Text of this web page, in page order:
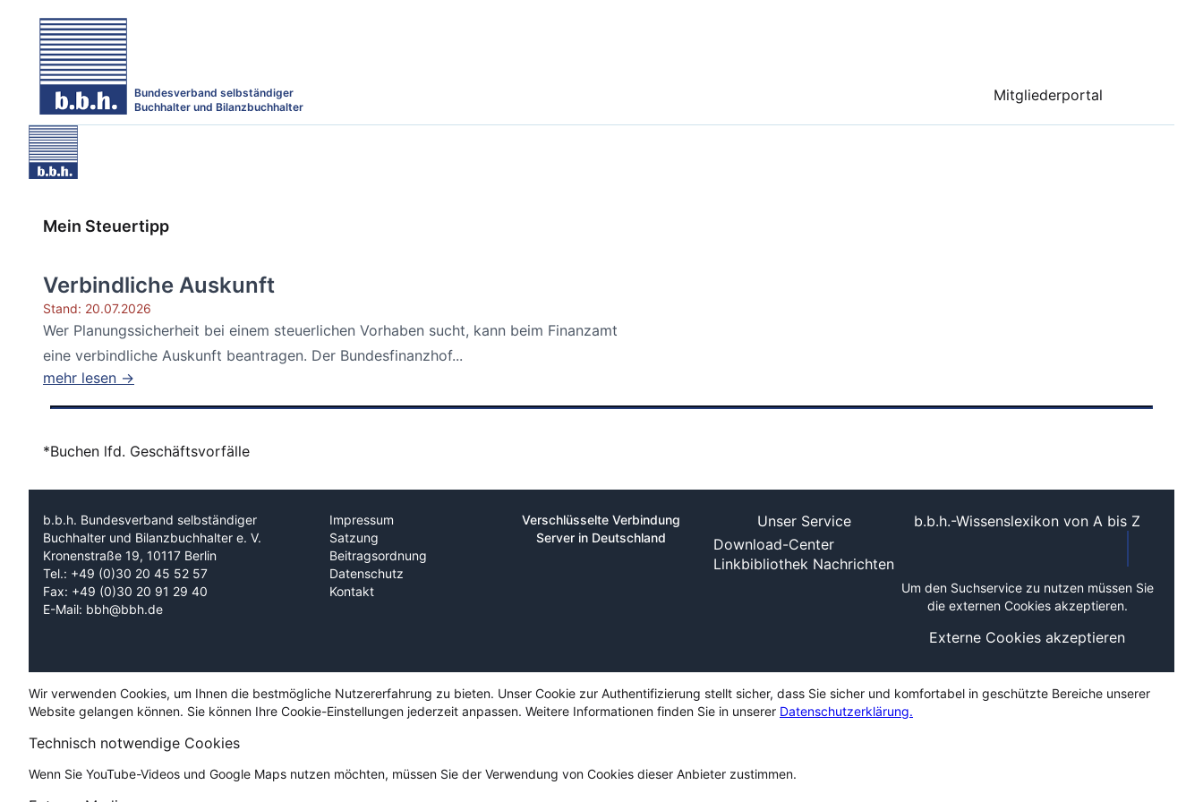
Bundesverband selbständiger
Buchhalter und Bilanzbuchhalter
Mitgliederportal
Mein Steuertipp
Verbindliche Auskunft
Stand: 20.07.2026
Wer Planungssicherheit bei einem steuerlichen Vorhaben sucht, kann beim Finanzamt
eine verbindliche Auskunft beantragen. Der Bundesfinanzhof...
mehr lesen →
*Buchen lfd. Geschäftsvorfälle
b.b.h. Bundesverband selbständiger
Buchhalter und Bilanzbuchhalter e. V.
Kronenstraße 19, 10117 Berlin
Tel.: +49 (0)30 20 45 52 57
Fax: +49 (0)30 20 91 29 40
E-Mail: bbh@bbh.de
Impressum
Satzung
Beitragsordnung
Datenschutz
Kontakt
Verschlüsselte Verbindung
Server in Deutschland
Unser Service
Download-Center
Linkbibliothek Nachrichten
b.b.h.-Wissenslexikon von A bis Z
Um den Suchservice zu nutzen müssen Sie
die externen Cookies akzeptieren.
Externe Cookies akzeptieren
Wir verwenden Cookies, um Ihnen die bestmögliche Nutzererfahrung zu bieten. Unser Cookie zur Authentifizierung stellt sicher, dass Sie sicher und komfortabel in geschützte Bereiche unserer
Website gelangen können. Sie können Ihre Cookie-Einstellungen jederzeit anpassen. Weitere Informationen finden Sie in unserer Datenschutzerklärung.
Technisch notwendige Cookies
Wenn Sie YouTube-Videos und Google Maps nutzen möchten, müssen Sie der Verwendung von Cookies dieser Anbieter zustimmen.